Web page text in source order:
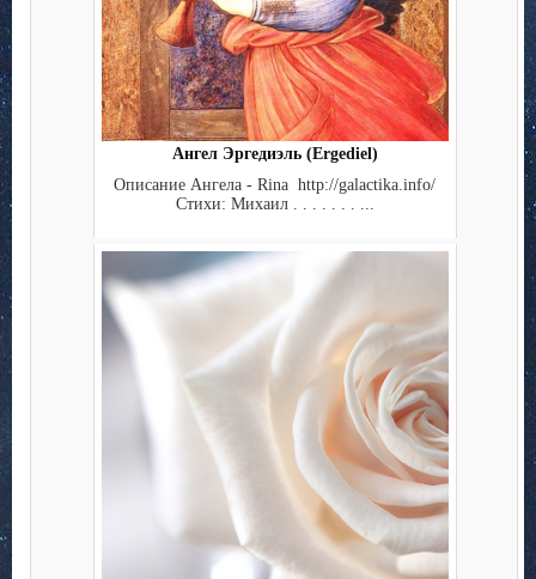
Ангел Эргедиэль (Ergediel)
Описание Ангела - Rina http://galactika.info/
Стихи: Михаил . . . . . . . ...